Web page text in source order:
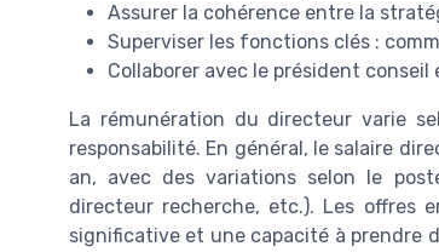
Assurer la cohérence entre la
Superviser les fonctions clés :
Collaborer avec le président
La rémunération du directeur varie
responsabilité. En général, le salaire
an, avec des variations selon le
directeur recherche, etc.). Les offres
significative et une capacité à prendre